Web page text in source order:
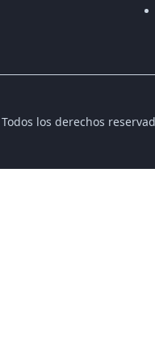
Todos los derechos